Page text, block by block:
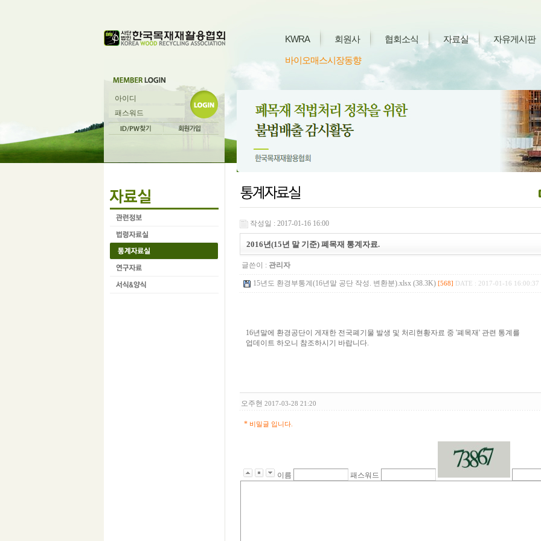
KWRA 회원사 협회소식 자료실 자유게시판
바이오매스시장동향
작성일 : 2017-01-16 16:00
2016년(15년 말 기준) 폐목재 통계자료.
글쓴이 : 관리자
15년도 환경부통계(16년말 공단 작성. 변환분).xlsx (38.3K) [568] DATE : 2017-01-16 16:00:37
16년말에 환경공단이 게재한 전국폐기물 발생 및 처리현황자료 중 '폐목재' 관련 통계를
업데이트 하오니 참조하시기 바랍니다.
오주현 2017-03-28 21:20
* 비밀글 입니다.
이름 패스워드